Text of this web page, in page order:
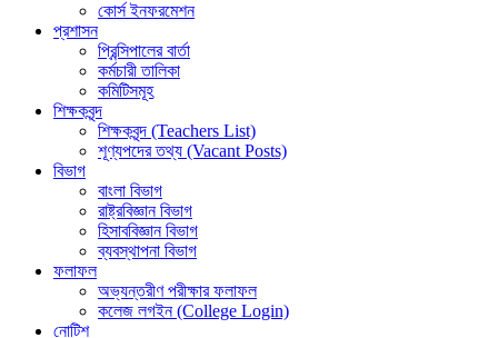
কোর্স ইনফরমেশন
প্রশাসন
প্রিন্সিপালের বার্তা
কর্মচারী তালিকা
কমিটিসমূহ
শিক্ষকবৃন্দ
শিক্ষকবৃন্দ (Teachers List)
শূণ্যপদের তথ্য (Vacant Posts)
বিভাগ
বাংলা বিভাগ
রাষ্ট্রবিজ্ঞান বিভাগ
হিসাববিজ্ঞান বিভাগ
ব্যবস্থাপনা বিভাগ
ফলাফল
অভ্যন্তরীণ পরীক্ষার ফলাফল
কলেজ লগইন (College Login)
নোটিশ